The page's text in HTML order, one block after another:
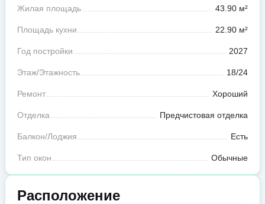
Жилая площадь 43.90 м²
Площадь кухни 22.90 м²
Год постройки 2027
Этаж/Этажность 18/24
Ремонт Хороший
Отделка Предчистовая отделка
Балкон/Лоджия Есть
Тип окон Обычные
Расположение